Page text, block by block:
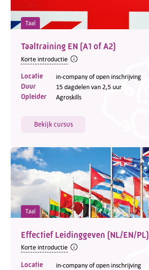
E-mail:
info@kasgroeit.nl
Taal
Taaltraining EN (A1 of A2)
Korte introductie
Locatie in-company of open inschrijving
Duur 15 dagdelen van 2,5 uur
Opleider Agroskills
Bekijk cursus
Taal
Effectief Leidinggeven (NL/EN/PL)
Korte introductie
Locatie in-company of open inschrijving